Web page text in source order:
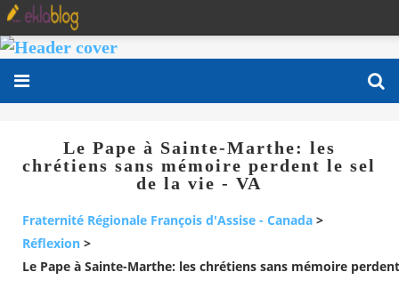
Le Pape à Sainte-Marthe: les
chrétiens sans mémoire perdent le sel
de la vie - VA
Fraternité Régionale François d'Assise - Canada >
Réflexion >
Le Pape à Sainte-Marthe: les chrétiens sans mémoire